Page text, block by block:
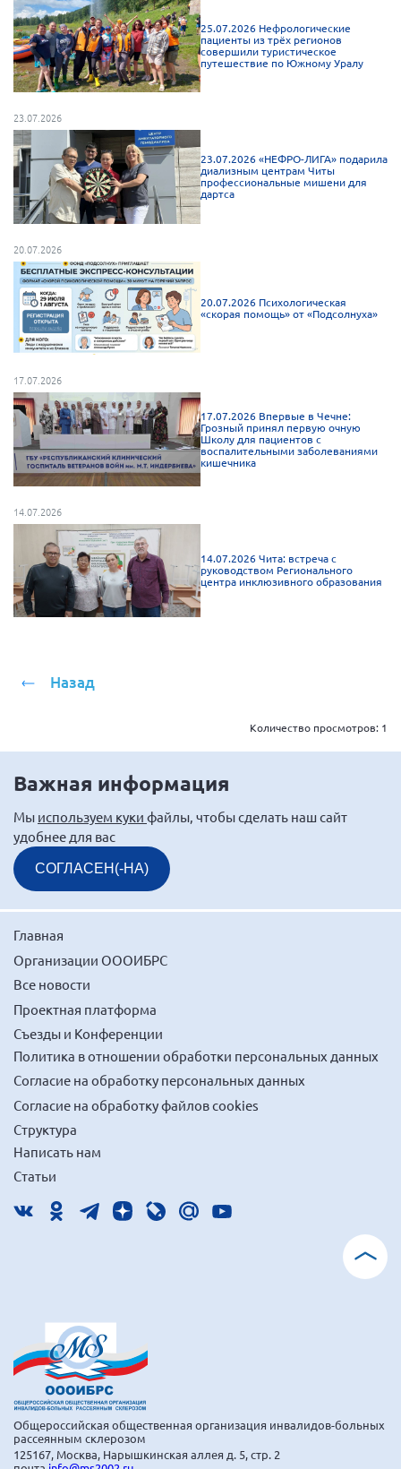
25.07.2026 Нефрологические
пациенты из трёх регионов
совершили туристическое
путешествие по Южному Уралу
23.07.2026
23.07.2026 «НЕФРО-ЛИГА» подарила
диализным центрам Читы
профессиональные мишени для
дартса
20.07.2026
20.07.2026 Психологическая
«скорая помощь» от «Подсолнуха»
17.07.2026
17.07.2026 Впервые в Чечне:
Грозный принял первую очную
Школу для пациентов с
воспалительными заболеваниями
кишечника
14.07.2026
14.07.2026 Чита: встреча с
руководством Регионального
центра инклюзивного образования
Назад
Количество просмотров: 1
Важная информация
Мы используем куки файлы, чтобы сделать наш сайт
удобнее для вас
СОГЛАСЕН(-НА)
Главная
Организации ОООИБРС
Все новости
Проектная платформа
Съезды и Конференции
Политика в отношении обработки персональных данных
Согласие на обработку персональных данных
Согласие на обработку файлов cookies
Структура
Написать нам
Статьи
Общероссийская общественная организация инвалидов-больных
рассеянным склерозом
125167, Москва, Нарышкинская аллея д. 5, стр. 2